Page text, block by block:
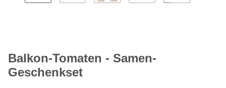
Balkon-Tomaten - Samen-
Geschenkset